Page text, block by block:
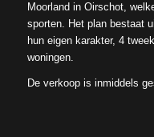
Moorland in Oirschot,
sporten. Het plan bestaat
hun eigen karakter, 4
woningen.
De verkoop is inmiddels